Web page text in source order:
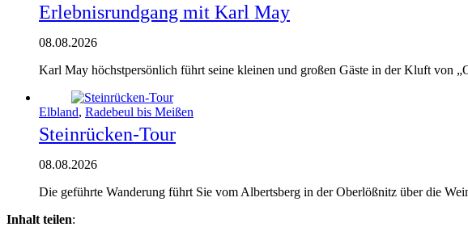
Erlebnisrundgang mit Karl May
08.08.2026
Karl May höchstpersönlich führt seine kleinen und großen Gäste in der Kluft von
Elbland, Radebeul bis Meißen
Steinrücken-Tour
08.08.2026
Die geführ­te Wan­de­rung führt Sie vom Alberts­berg in der Ober­löß­nitz über die
Inhalt teilen: